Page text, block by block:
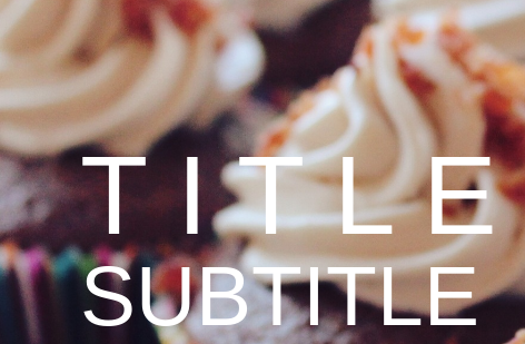
T I T L E
SUBTITLE